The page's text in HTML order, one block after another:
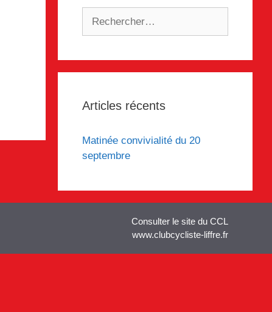
Articles récents
Matinée convivialité du 20
septembre
Consulter le site du CCL
www.clubcycliste-liffre.fr